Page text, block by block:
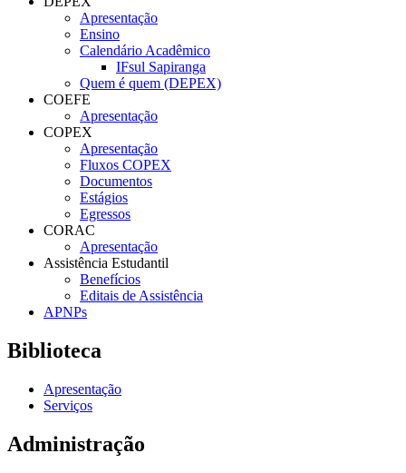
Apresentação
Ensino
Calendário Acadêmico
IFsul Sapiranga
Quem é quem (DEPEX)
COEFE
Apresentação
COPEX
Apresentação
Fluxos COPEX
Documentos
Estágios
Egressos
CORAC
Apresentação
Assistência Estudantil
Benefícios
Editais de Assistência
APNPs
Biblioteca
Apresentação
Serviços
Administração